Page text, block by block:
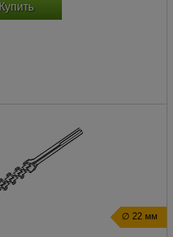
Купить
∅ 22 мм